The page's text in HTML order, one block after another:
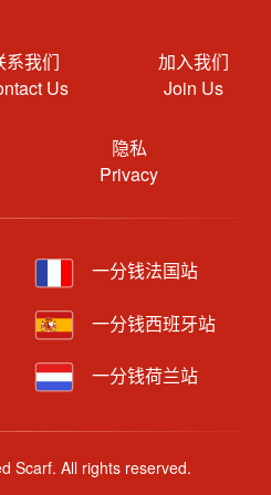
系我们
Us
加入我们
Join Us
隐私
Privacy
一分钱法国站
一分钱西班牙站
一分钱荷兰站
Scarf. All rights reserved.